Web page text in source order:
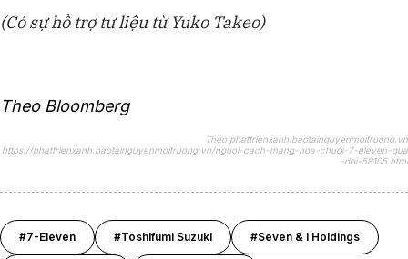
(Có sự hỗ trợ tư liệu từ Yuko Takeo)
Theo Bloomberg
Theo phattrienxanh.baotainguyenmoitruong.vn
https://phattrienxanh.baotainguyenmoitruong.vn/nguoi-cach-mang-hoa-chuoi-7-eleven-qua
-doi-58105.html
#7-Eleven #Toshifumi Suzuki #Seven & i Holdings